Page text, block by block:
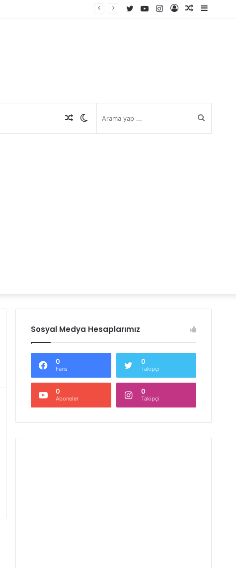
Rastgele
Kayıt
Instagram
YouTube
Twitter
Rastgele
Sosyal Medya Hesaplarımız
0
Fans
0
Takipçi
0
Aboneler
0
Takipçi